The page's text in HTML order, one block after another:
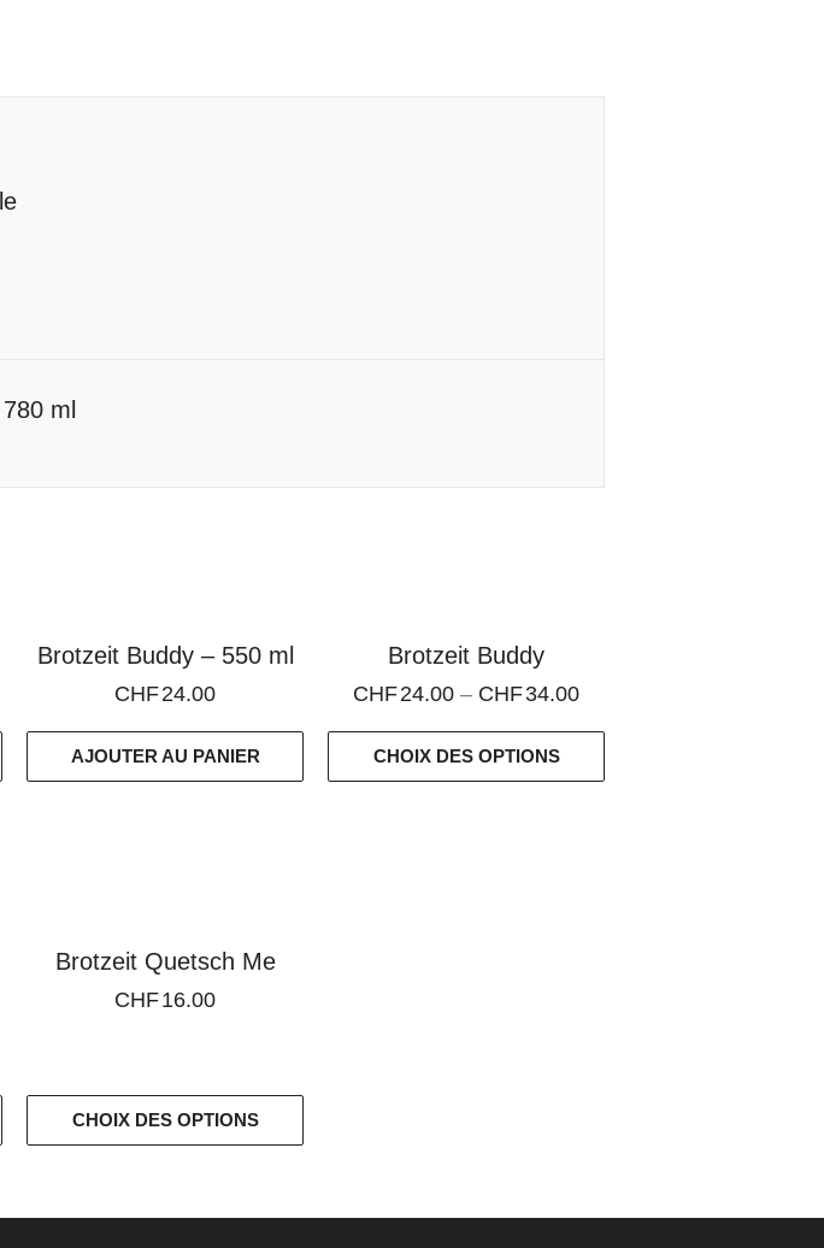
ml
Brotzeit Buddy – 550 ml
CHF24.00
AJOUTER AU PANIER
Brotzeit Buddy
CHF24.00 – CHF34.00
CHOIX DES OPTIONS
Brotzeit Quetsch Me
CHF16.00
CHOIX DES OPTIONS